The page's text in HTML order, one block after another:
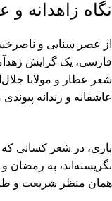
نگاه زاهدانه و
از عصر سنایى و
فارسى، یک گرایش
شعر عطار و مولانا
عاشقانه و رندانه
بارى، در شعر کسانى
نگریسته‏‌اند، به رمضان
همان منظر شریعت و